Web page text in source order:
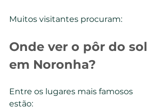
Muitos visitantes procuram:
Onde ver o pôr do sol
em Noronha?
Entre os lugares mais famosos
estão: